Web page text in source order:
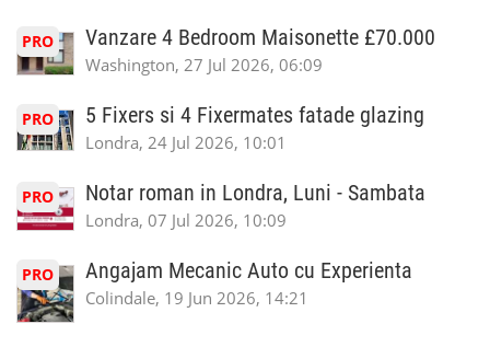
PRO Vanzare 4 Bedroom Maisonette £70.000
Washington, 27 Jul 2026, 06:09
PRO 5 Fixers si 4 Fixermates fatade glazing
Londra, 24 Jul 2026, 10:01
PRO Notar roman in Londra, Luni - Sambata
Londra, 07 Jul 2026, 10:09
PRO Angajam Mecanic Auto cu Experienta
Colindale, 19 Jun 2026, 14:21